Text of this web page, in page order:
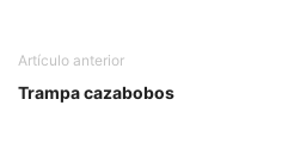
Artículo anterior
Trampa cazabobos